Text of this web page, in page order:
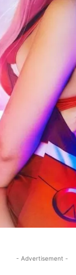
- Advertisement -